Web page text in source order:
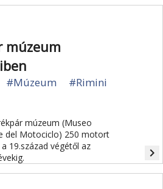
múzeum
#Múzeum #Rimini
múzeum (Museo
del Motociclo) 250 motort
19.század végétől az
navigate_next